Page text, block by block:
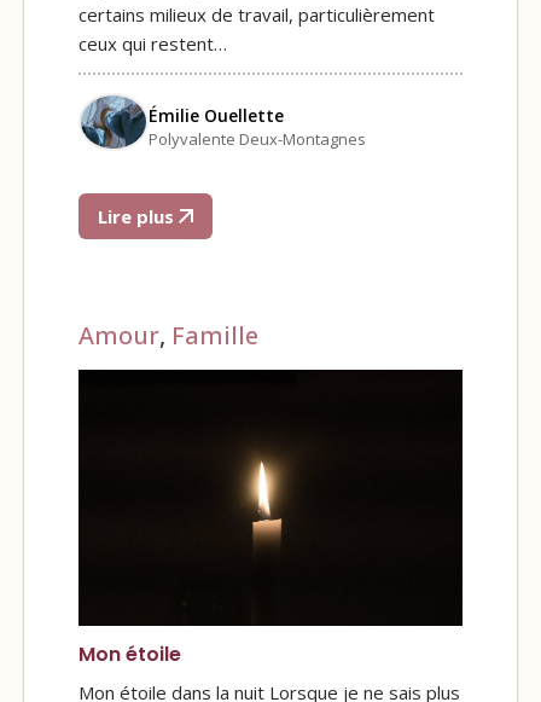
certains milieux de travail, particulièrement
ceux qui restent…
Émilie Ouellette
Polyvalente Deux-Montagnes
Lire plus
Amour, Famille
Mon étoile
Mon étoile dans la nuit Lorsque je ne sais plus